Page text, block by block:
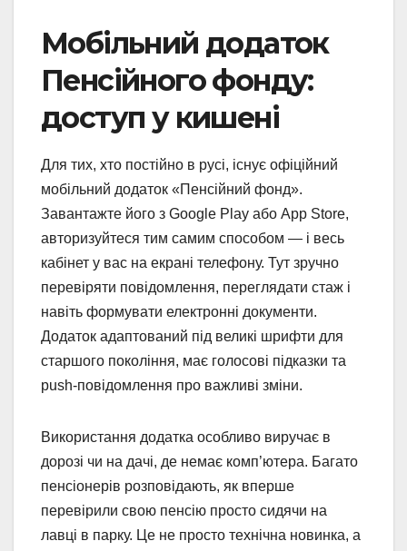
Мобільний додаток
Пенсійного фонду:
доступ у кишені
Для тих, хто постійно в русі, існує офіційний
мобільний додаток «Пенсійний фонд».
Завантажте його з Google Play або App Store,
авторизуйтеся тим самим способом — і весь
кабінет у вас на екрані телефону. Тут зручно
перевіряти повідомлення, переглядати стаж і
навіть формувати електронні документи.
Додаток адаптований під великі шрифти для
старшого покоління, має голосові підказки та
push-повідомлення про важливі зміни.
Використання додатка особливо виручає в
дорозі чи на дачі, де немає комп’ютера. Багато
пенсіонерів розповідають, як вперше
перевірили свою пенсію просто сидячи на
лавці в парку. Це не просто технічна новинка, а